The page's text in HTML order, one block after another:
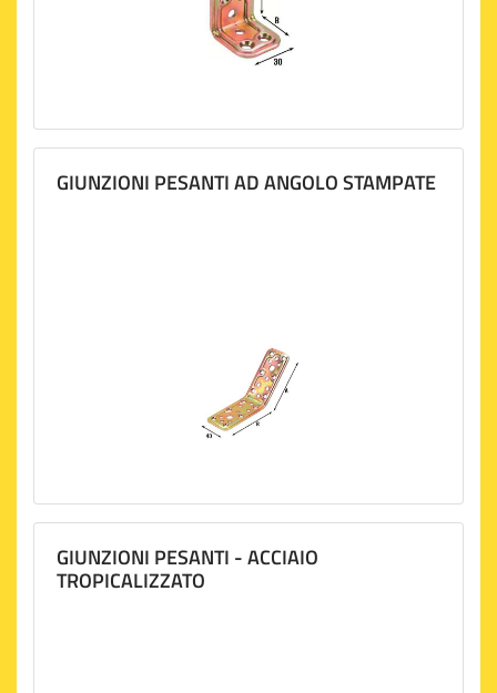
GIUNZIONI PESANTI AD ANGOLO STAMPATE
GIUNZIONI PESANTI - ACCIAIO
TROPICALIZZATO